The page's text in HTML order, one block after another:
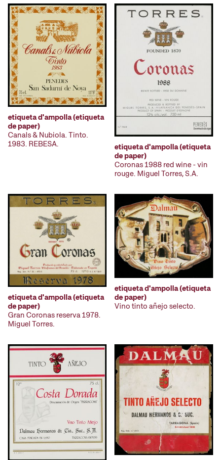
etiqueta d'ampolla (etiqueta
de paper)
Canals & Nubiola. Tinto.
1983. REBESA.
etiqueta d'ampolla (etiqueta
de paper)
Coronas 1988 red wine - vin
rouge. Miguel Torres, S.A.
etiqueta d'ampolla (etiqueta
de paper)
Gran Coronas reserva 1978.
Miguel Torres.
etiqueta d'ampolla (etiqueta
de paper)
Vino tinto añejo selecto.